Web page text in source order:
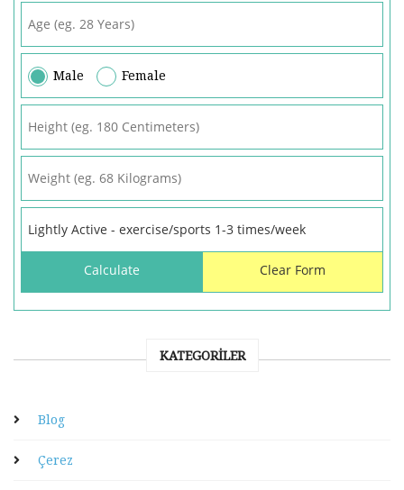
Male Female
KATEGORILER
Blog
Çerez